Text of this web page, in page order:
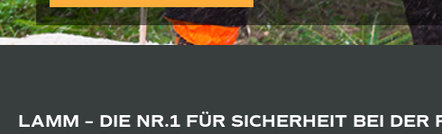
LAMM – DIE NR.1 FÜR SICHERHEIT BEI DER